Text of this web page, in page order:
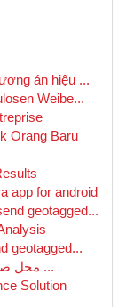
án hiệu ...
Weibe...
Orang Baru
app for android
geotagged...
geotagged...
محل صيانة أجهزة تكييف في الدرعية : خدمات ...
Solution